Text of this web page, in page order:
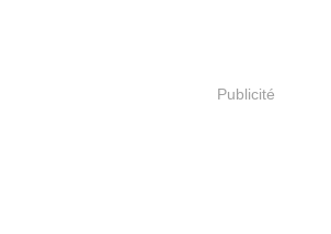
Publicité